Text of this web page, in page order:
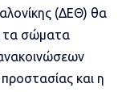
(ΔΕΘ) θα
τα σώματα
και η